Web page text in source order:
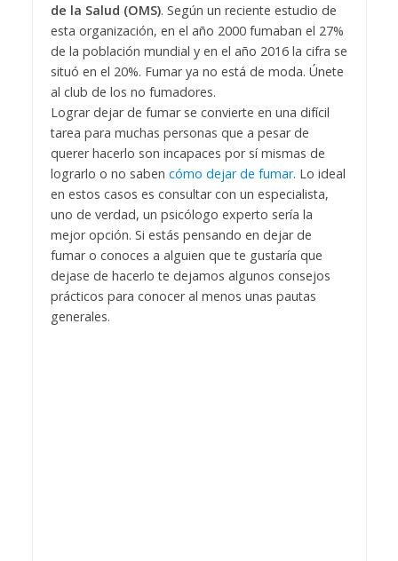
de la Salud (OMS). Según un reciente estudio de
esta organización, en el año 2000 fumaban el 27%
de la población mundial y en el año 2016 la cifra se
situó en el 20%. Fumar ya no está de moda. Únete
al club de los no fumadores.
Lograr dejar de fumar se convierte en una difícil
tarea para muchas personas que a pesar de
querer hacerlo son incapaces por sí mismas de
lograrlo o no saben cómo dejar de fumar. Lo ideal
en estos casos es consultar con un especialista,
uno de verdad, un psicólogo experto sería la
mejor opción. Si estás pensando en dejar de
fumar o conoces a alguien que te gustaría que
dejase de hacerlo te dejamos algunos consejos
prácticos para conocer al menos unas pautas
generales.